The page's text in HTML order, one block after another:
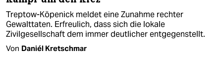
Treptow-Köpenick meldet eine Zunahme rechter
Gewalttaten. Erfreulich, dass sich die lokale
Zivilgesellschaft dem immer deutlicher entgegenstellt.
Von Daniél Kretschmar